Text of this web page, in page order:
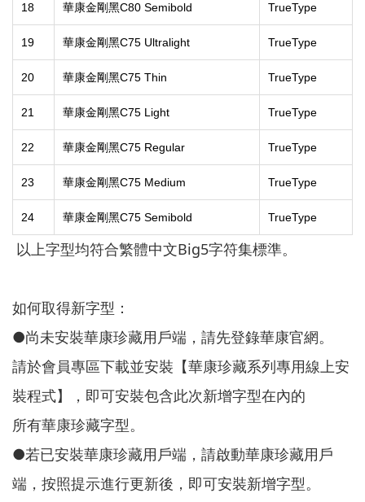
18 華康金剛黑C80 Semibold TrueType
19 華康金剛黑C75 Ultralight TrueType
20 華康金剛黑C75 Thin TrueType
21 華康金剛黑C75 Light TrueType
22 華康金剛黑C75 Regular TrueType
23 華康金剛黑C75 Medium TrueType
24 華康金剛黑C75 Semibold TrueType
以上字型均符合繁體中文Big5字符集標準。
如何取得新字型：
●尚未安裝華康珍藏用戶端，請先登錄華康官網。
請於會員專區下載並安裝【華康珍藏系列專用線上安
裝程式】，即可安裝包含此次新增字型在內的
所有華康珍藏字型。
●若已安裝華康珍藏用戶端，請啟動華康珍藏用戶
端，按照提示進行更新後，即可安裝新增字型。